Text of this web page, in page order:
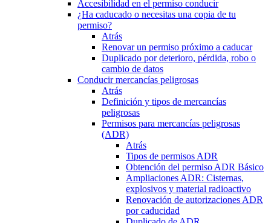
Accesibilidad en el permiso conducir
¿Ha caducado o necesitas una copia de tu
permiso?
Atrás
Renovar un permiso próximo a caducar
Duplicado por deterioro, pérdida, robo o
cambio de datos
Conducir mercancías peligrosas
Atrás
Definición y tipos de mercancías
peligrosas
Permisos para mercancías peligrosas
(ADR)
Atrás
Tipos de permisos ADR
Obtención del permiso ADR Básico
Ampliaciones ADR: Cisternas,
explosivos y material radioactivo
Renovación de autorizaciones ADR
por caducidad